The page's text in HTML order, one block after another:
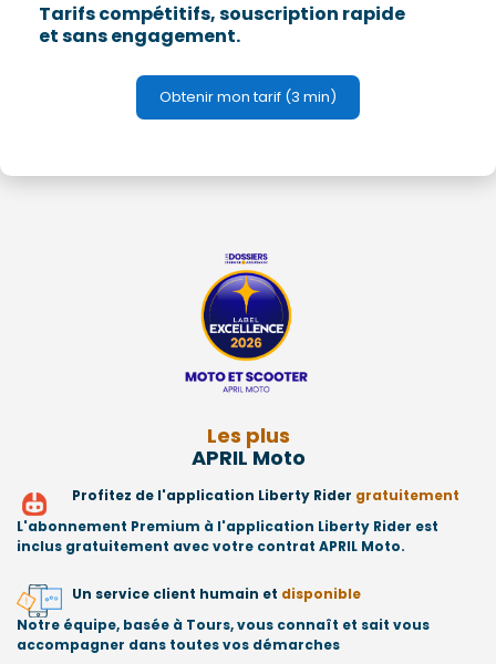
Tarifs compétitifs, souscription rapide
et sans engagement.
Obtenir mon tarif (3 min)
Les plus
APRIL Moto
Profitez de l'application Liberty Rider gratuitement
L'abonnement Premium à l'application Liberty Rider est
inclus gratuitement avec votre contrat APRIL Moto.
Un service client humain et disponible
Notre équipe, basée à Tours, vous connaît et sait vous
accompagner dans toutes vos démarches